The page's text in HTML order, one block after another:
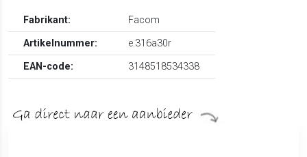
Fabrikant:
Facom
Artikelnummer:
e.316a30r
EAN-code:
3148518534338